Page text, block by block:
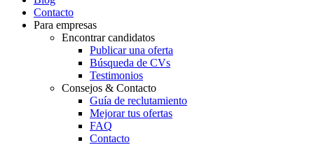
Contacto
Para empresas
Encontrar candidatos
Publicar una oferta
Búsqueda de CVs
Testimonios
Consejos & Contacto
Guía de reclutamiento
Mejorar tus ofertas
FAQ
Contacto